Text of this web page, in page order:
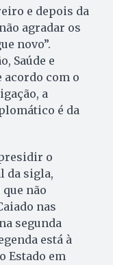
e depois da
agradar os
novo”.
Saúde e
com o
a
é da
o
da sigla,
não
nas
segunda
está à
Estado em